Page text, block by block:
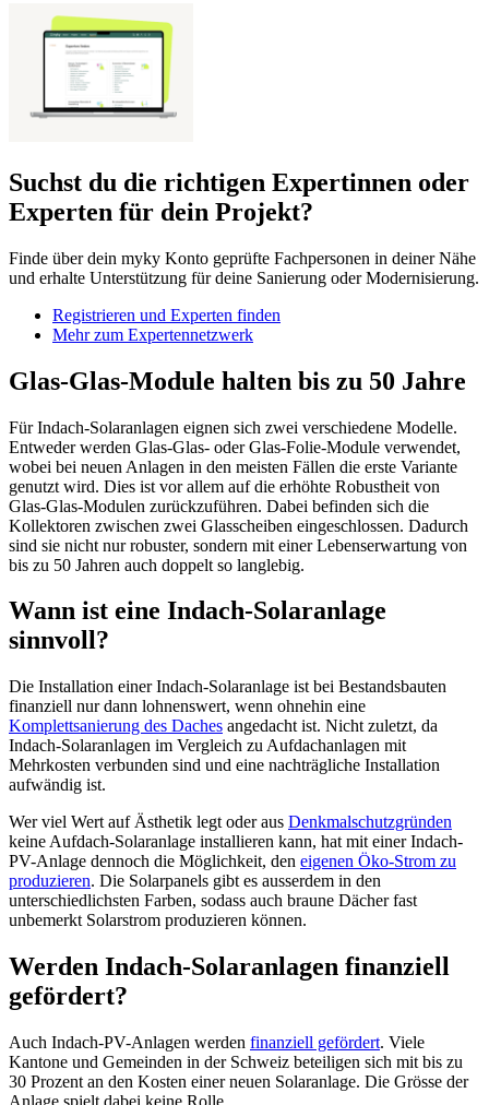
Suchst du die richtigen Expertinnen oder
Experten für dein Projekt?
Finde über dein myky Konto geprüfte Fachpersonen in deiner Nähe
und erhalte Unterstützung für deine Sanierung oder Modernisierung.
Registrieren und Experten finden
Mehr zum Expertennetzwerk
Glas-Glas-Module halten bis zu 50 Jahre
Für Indach-Solaranlagen eignen sich zwei verschiedene Modelle.
Entweder werden Glas-Glas- oder Glas-Folie-Module verwendet,
wobei bei neuen Anlagen in den meisten Fällen die erste Variante
genutzt wird. Dies ist vor allem auf die erhöhte Robustheit von
Glas-Glas-Modulen zurückzuführen. Dabei befinden sich die
Kollektoren zwischen zwei Glasscheiben eingeschlossen. Dadurch
sind sie nicht nur robuster, sondern mit einer Lebenserwartung von
bis zu 50 Jahren auch doppelt so langlebig.
Wann ist eine Indach-Solaranlage
sinnvoll?
Die Installation einer Indach-Solaranlage ist bei Bestandsbauten
finanziell nur dann lohnenswert, wenn ohnehin eine
Komplettsanierung des Daches angedacht ist. Nicht zuletzt, da
Indach-Solaranlagen im Vergleich zu Aufdachanlagen mit
Mehrkosten verbunden sind und eine nachträgliche Installation
aufwändig ist.
Wer viel Wert auf Ästhetik legt oder aus Denkmalschutzgründen
keine Aufdach-Solaranlage installieren kann, hat mit einer Indach-
PV-Anlage dennoch die Möglichkeit, den eigenen Öko-Strom zu
produzieren. Die Solarpanels gibt es ausserdem in den
unterschiedlichsten Farben, sodass auch braune Dächer fast
unbemerkt Solarstrom produzieren können.
Werden Indach-Solaranlagen finanziell
gefördert?
Auch Indach-PV-Anlagen werden finanziell gefördert. Viele
Kantone und Gemeinden in der Schweiz beteiligen sich mit bis zu
30 Prozent an den Kosten einer neuen Solaranlage. Die Grösse der